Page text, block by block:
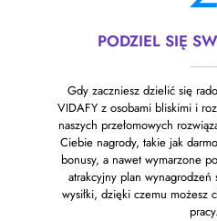
PODZIEL SIĘ
Gdy zaczniesz dzielić się
VIDAFY z osobami bliskimi i
naszych przełomowych
Ciebie nagrody, takie jak
bonusy, a nawet wymarzone
atrakcyjny plan
wysiłki, dzięki czemu możesz
pracy.